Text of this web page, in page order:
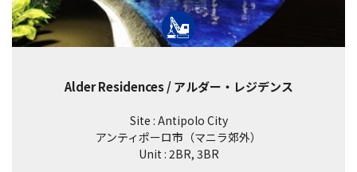
Alder Residences / アルダー・レジデンス
Site : Antipolo City
アンティポーロ市（マニラ郊外）
Unit : 2BR, 3BR